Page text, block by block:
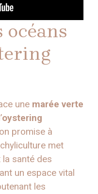
océans
une marée verte
oystering
promise à
met
la santé des
un espace vital
les